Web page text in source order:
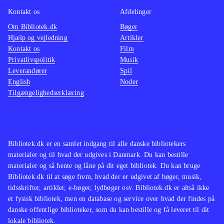
HD - dog uden at være helt på niveau
med nutidige PS3 spil. Et enkelt spil,
Ratchet & Clank 3, har desuden fået
Playstation Network multiplayer
tilføjet
Ratchet & Clank kan bedst
sammenlignes med Jak and Daxter-
Ratchet & Clank spillene er stadig
fantastisk underholdende og de er
bestemt klassikere som alle bør
kende. Har man ikke oplevet dem i
deres originale udgaver får man nu
chancen, endda med forbedret grafik.
Bibliotek.dk er en samlet indgang til alle danske bibliotekers
materialer og til hvad der udgives i Danmark. Du kan bestille
materialer og så hente og låne på dit eget bibliotek. Du kan bruge
Bibliotek.dk til at søge frem, hvad der er udgivet af bøger, musik,
tidsskrifter, artikler, e-bøger, lydbøger osv. Bibliotek.dk er altså ikke
et fysisk bibliotek, men en database og service over hvad der findes på
danske offentlige biblioteker, som du kan bestille og få leveret til dit
lokale bibliotek.
Kontakt os
Om Bibliotek.dk
Hjælp og vejledning
Kontakt os
Privatlivspolitik
Leverandører
English
Tilgængelighedserklæring
Afdelinger
Bøger
Artikler
Film
Musik
Spil
Noder